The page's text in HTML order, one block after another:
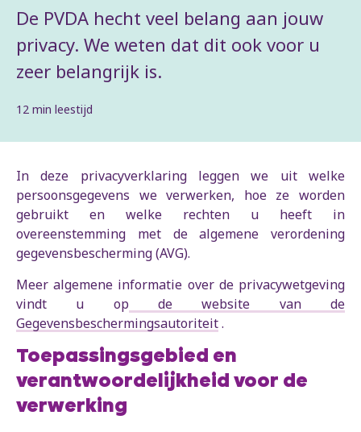
De PVDA hecht veel belang aan jouw
privacy. We weten dat dit ook voor u
zeer belangrijk is.
12 min leestijd
In deze privacyverklaring leggen we uit welke
persoonsgegevens we verwerken, hoe ze worden
gebruikt en welke rechten u heeft in
overeenstemming met de algemene verordening
gegevensbescherming (AVG).
Meer algemene informatie over de privacywetgeving
vindt u op de website van de
Gegevensbeschermingsautoriteit.
Toepassingsgebied en
verantwoordelijkheid voor de
verwerking